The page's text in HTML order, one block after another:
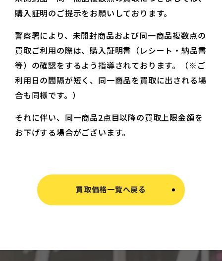
購入証明のご提示をお願いしております。
警察署により、未開封商品および同一商品複数点の
買取ご利用の際は、購入証明書（レシート・納品書
等）の確認をするよう指導されております。（※ご
利用日の間隔が短く、同一商品を買取に出される場
合も同様です。）
それに伴い、同一商品2点目以降の買取上限金額を
お下げする場合がございます。
買取価格一覧へ戻る